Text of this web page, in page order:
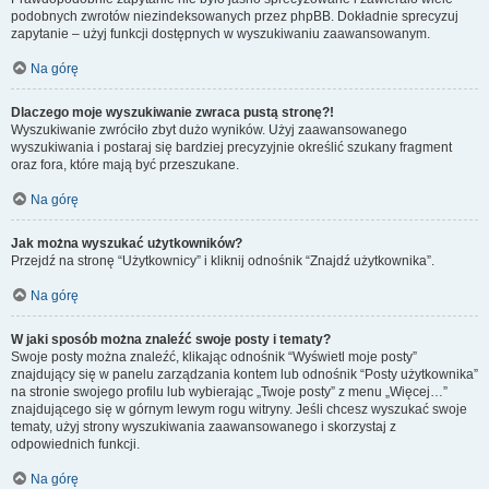
podobnych zwrotów niezindeksowanych przez phpBB. Dokładnie sprecyzuj
zapytanie – użyj funkcji dostępnych w wyszukiwaniu zaawansowanym.
Na górę
Dlaczego moje wyszukiwanie zwraca pustą stronę?!
Wyszukiwanie zwróciło zbyt dużo wyników. Użyj zaawansowanego
wyszukiwania i postaraj się bardziej precyzyjnie określić szukany fragment
oraz fora, które mają być przeszukane.
Na górę
Jak można wyszukać użytkowników?
Przejdź na stronę “Użytkownicy” i kliknij odnośnik “Znajdź użytkownika”.
Na górę
W jaki sposób można znaleźć swoje posty i tematy?
Swoje posty można znaleźć, klikając odnośnik “Wyświetl moje posty”
znajdujący się w panelu zarządzania kontem lub odnośnik “Posty użytkownika”
na stronie swojego profilu lub wybierając „Twoje posty” z menu „Więcej…”
znajdującego się w górnym lewym rogu witryny. Jeśli chcesz wyszukać swoje
tematy, użyj strony wyszukiwania zaawansowanego i skorzystaj z
odpowiednich funkcji.
Na górę